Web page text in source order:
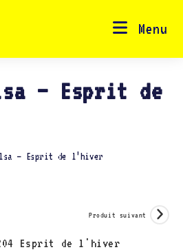
Menu
– Esprit de
– Esprit de l’hiver
Produit suivant